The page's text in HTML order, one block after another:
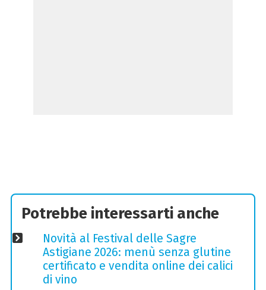
Potrebbe interessarti anche
Novità al Festival delle Sagre
Astigiane 2026: menù senza glutine
certificato e vendita online dei calici
di vino